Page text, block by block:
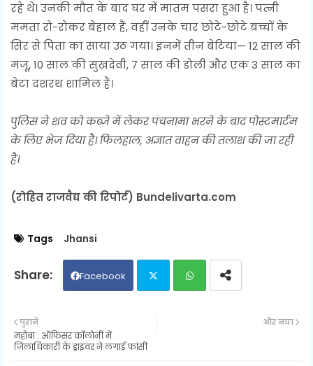
रहे थे। उनकी मौत के बाद घर में मातम पसरा हुआ है। पत्नी
ममता रो-रोकर बेहाल हैं, वहीं उनके चार छोटे-छोटे बच्चों के
सिर से पिता का साया उठ गया। इनमें तीन बेटियां— 12 साल की
मंजू, 10 साल की सुखदेवी, 7 साल की डोली और एक 3 साल का
बेटा दशरथ शामिल हैं।
पुलिस ने शव को कब्जे में लेकर पंचनामा भरने के बाद पोस्टमार्टम
के लिए भेज दिया है। फिलहाल, अज्ञात वाहन की तलाश की जा रही
है।
(रोहित राजवैद्य की रिपोर्ट) Bundelivarta.com
Tags Jhansi
Facebook
और नया
पुराने
महोबा : ऑफिसर कॉलोनी में
जिलाधिकारी के ड्राइवर ने लगाई फांसी